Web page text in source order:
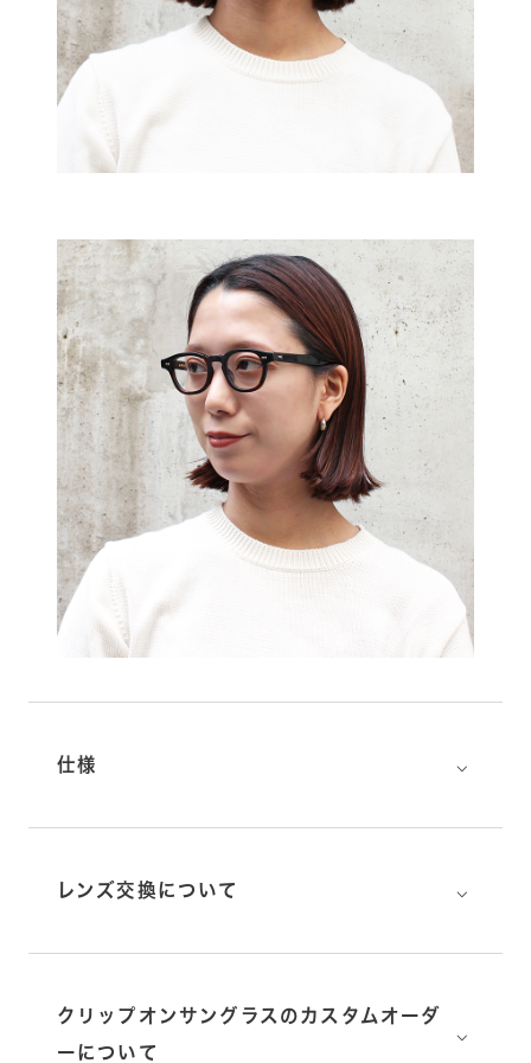
仕様 ⌵
レンズ交換について ⌵
クリップオンサングラスのカスタムオーダ
ーについて
⌵